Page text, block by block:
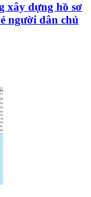
xây dựng hồ sơ
người dân chủ